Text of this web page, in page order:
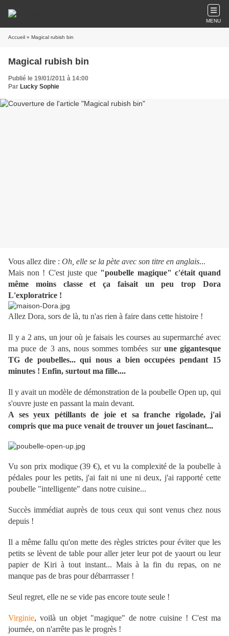
MENU
Accueil » Magical rubish bin
Magical rubish bin
Publié le 19/01/2011 à 14:00
Par Lucky Sophie
Vous allez dire : Oh, elle se la pète avec son titre en anglais...
Mais non ! C'est juste que "poubelle magique" c'était quand
même moins classe et ça faisait un peu trop Dora
L'exploratrice !
Allez Dora, sors de là, tu n'as rien à faire dans cette histoire !
Il y a 2 ans, un jour où je faisais les courses au supermarché avec
ma puce de 3 ans, nous sommes tombées sur une gigantesque
TG de poubelles... qui nous a bien occupées pendant 15
minutes ! Enfin, surtout ma fille....
Il y avait un modèle de démonstration de la poubelle Open up, qui
s'ouvre juste en passant la main devant.
A ses yeux pétillants de joie et sa franche rigolade, j'ai
compris que ma puce venait de trouver un jouet fascinant...
Vu son prix modique (39 €), et vu la complexité de la poubelle à
pédales pour les petits, j'ai fait ni une ni deux, j'ai rapporté cette
poubelle "intelligente" dans notre cuisine...
Succès immédiat auprès de tous ceux qui sont venus chez nous
depuis !
Il a même fallu qu'on mette des règles strictes pour éviter que les
petits se lèvent de table pour aller jeter leur pot de yaourt ou leur
papier de Kiri à tout instant... Mais à la fin du repas, on ne
manque pas de bras pour débarrrasser !
Seul regret, elle ne se vide pas encore toute seule !
Virginie, voilà un objet "magique" de notre cuisine ! C'est ma
journée, on n'arrête pas le progrès !